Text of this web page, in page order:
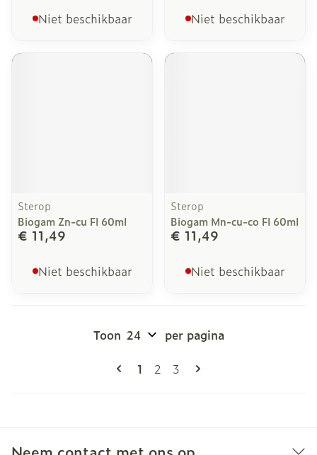
Niet beschikbaar Niet beschikbaar
Sterop
Biogam Zn-cu Fl 60ml
€ 11,49
Niet beschikbaar
Sterop
Biogam Mn-cu-co Fl 60ml
€ 11,49
Niet beschikbaar
Pagina's
U lees momenteel pagina
1 Pagina
2 Pagina
3
Toon per pagina